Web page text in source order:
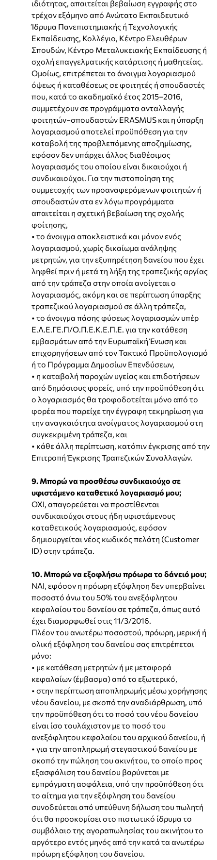
ιδιότητας, απαιτείται βεβαίωση εγγραφής στο
τρέχον εξάμηνο από Ανώτατο Εκπαιδευτικό
Ίδρυμα Πανεπιστημιακής ή Τεχνολογικής
Εκπαίδευσης, Κολλέγιο, Κέντρο Ελευθέρων
Σπουδών, Κέντρο Μεταλυκειακής Εκπαίδευσης ή
σχολή επαγγελματικής κατάρτισης ή μαθητείας.
Ομοίως, επιτρέπεται το άνοιγμα λογαριασμού
όψεως ή καταθέσεως σε φοιτητές ή σπουδαστές
που, κατά το ακαδημαϊκό έτος 2015−2016,
συμμετέχουν σε προγράμματα ανταλλαγής
φοιτητών−σπουδαστών ERASMUS και η ύπαρξη
λογαριασμού αποτελεί προϋπόθεση για την
καταβολή της προβλεπόμενης αποζημίωσης,
εφόσον δεν υπάρχει άλλος διαθέσιμος
λογαριασμός του οποίου είναι δικαιούχοι ή
συνδικαιούχοι. Για την πιστοποίηση της
συμμετοχής των προαναφερόμενων φοιτητών ή
σπουδαστών στα εν λόγω προγράμματα
απαιτείται η σχετική βεβαίωση της σχολής
φοίτησης,
• το άνοιγμα αποκλειστικά και μόνον ενός
λογαριασμού, χωρίς δικαίωμα ανάληψης
μετρητών, για την εξυπηρέτηση δανείου που έχει
ληφθεί πριν ή μετά τη λήξη της τραπεζικής αργίας
από την τράπεζα στην οποία ανοίγεται ο
λογαριασμός, ακόμη και σε περίπτωση ύπαρξης
τραπεζικού λογαριασμού σε άλλη τράπεζα,
• το άνοιγμα πάσης φύσεως λογαριασμών υπέρ
Ε.Λ.Ε.ΓΕ.Π/Ο.Π.Ε.Κ.Ε.Π.Ε. για την κατάθεση
εμβασμάτων από την Ευρωπαϊκή Ένωση και
επιχορηγήσεων από τον Τακτικό Προϋπολογισμό
ή το Πρόγραμμα Δημοσίων Επενδύσεων,
• η καταβολή παροχών υγείας και επιδοτήσεων
από δημόσιους φορείς, υπό την προϋπόθεση ότι
ο λογαριασμός θα τροφοδοτείται μόνο από το
φορέα που παρείχε την έγγραφη τεκμηρίωση για
την αναγκαιότητα ανοίγματος λογαριασμού στη
συγκεκριμένη τράπεζα, και
• κάθε άλλη περίπτωση, κατόπιν έγκρισης από την
Επιτροπή Έγκρισης Τραπεζικών Συναλλαγών.
9. Μπορώ να προσθέσω συνδικαιούχο σε
υφιστάμενο καταθετικό λογαριασμό μου;
ΟΧΙ, απαγορεύεται να προστίθενται
συνδικαιούχοι στους ήδη υφιστάμενους
καταθετικούς λογαριασμούς, εφόσον
δημιουργείται νέος κωδικός πελάτη (Customer
ID) στην τράπεζα.
10. Μπορώ να εξοφλήσω πρόωρα το δάνειό μου;
ΝΑΙ, εφόσον η πρόωρη εξόφληση δεν υπερβαίνει
ποσοστό άνω του 50% του ανεξόφλητου
κεφαλαίου του δανείου σε τράπεζα, όπως αυτό
έχει διαμορφωθεί στις 11/3/2016.
Πλέον του ανωτέρω ποσοστού, πρόωρη, μερική ή
ολική εξόφληση του δανείου σας επιτρέπεται
μόνο:
• με κατάθεση μετρητών ή με μεταφορά
κεφαλαίων (έμβασμα) από το εξωτερικό,
• στην περίπτωση αποπληρωμής μέσω χορήγησης
νέου δανείου, με σκοπό την αναδιάρθρωση, υπό
την προϋπόθεση ότι το ποσό του νέου δανείου
είναι ίσο τουλάχιστον με το ποσό του
ανεξόφλητου κεφαλαίου του αρχικού δανείου, ή
• για την αποπληρωμή στεγαστικού δανείου με
σκοπό την πώληση του ακινήτου, το οποίο προς
εξασφάλιση του δανείου βαρύνεται με
εμπράγματη ασφάλεια, υπό την προϋπόθεση ότι
το αίτημα για την εξόφληση του δανείου
συνοδεύεται από υπεύθυνη δήλωση του πωλητή
ότι θα προσκομίσει στο πιστωτικό ίδρυμα το
συμβόλαιο της αγοραπωλησίας του ακινήτου το
αργότερο εντός μηνός από την κατά τα ανωτέρω
πρόωρη εξόφληση του δανείου.